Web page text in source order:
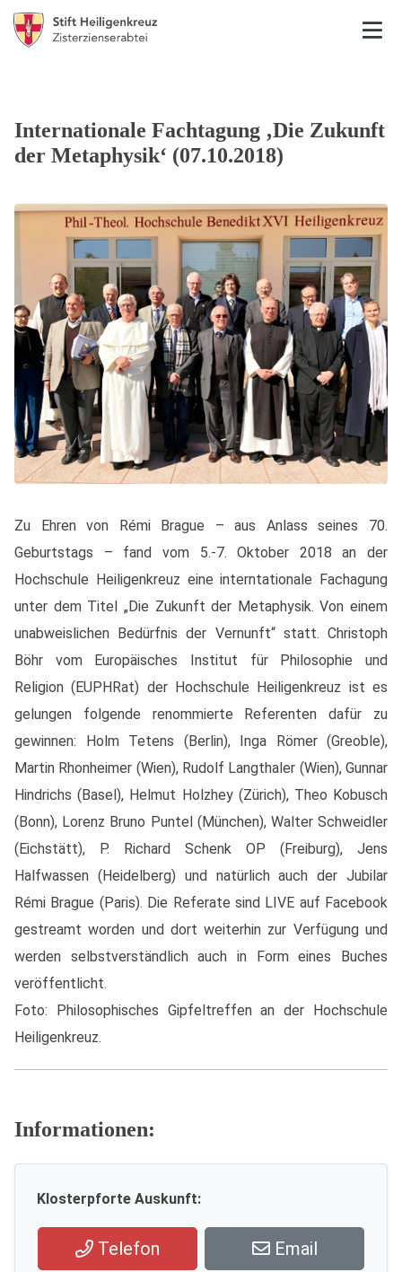
Internationale Fachtagung ‚Die Zukunft
der Metaphysik‘ (07.10.2018)
Zu Ehren von Rémi Brague – aus Anlass seines 70.
Geburtstags – fand vom 5.-7. Oktober 2018 an der
Hochschule Heiligenkreuz eine interntationale Fachagung
unter dem Titel „Die Zukunft der Metaphysik. Von einem
unabweislichen Bedürfnis der Vernunft“ statt. Christoph
Böhr vom Europäisches Institut für Philosophie und
Religion (EUPHRat) der Hochschule Heiligenkreuz ist es
gelungen folgende renommierte Referenten dafür zu
gewinnen: Holm Tetens (Berlin), Inga Römer (Greoble),
Martin Rhonheimer (Wien), Rudolf Langthaler (Wien), Gunnar
Hindrichs (Basel), Helmut Holzhey (Zürich), Theo Kobusch
(Bonn), Lorenz Bruno Puntel (München), Walter Schweidler
(Eichstätt), P. Richard Schenk OP (Freiburg), Jens
Halfwassen (Heidelberg) und natürlich auch der Jubilar
Rémi Brague (Paris). Die Referate sind LIVE auf Facebook
gestreamt worden und dort weiterhin zur Verfügung und
werden selbstverständlich auch in Form eines Buches
veröffentlicht.
Foto: Philosophisches Gipfeltreffen an der Hochschule
Heiligenkreuz.
Informationen:
Klosterpforte Auskunft:
Telefon Email